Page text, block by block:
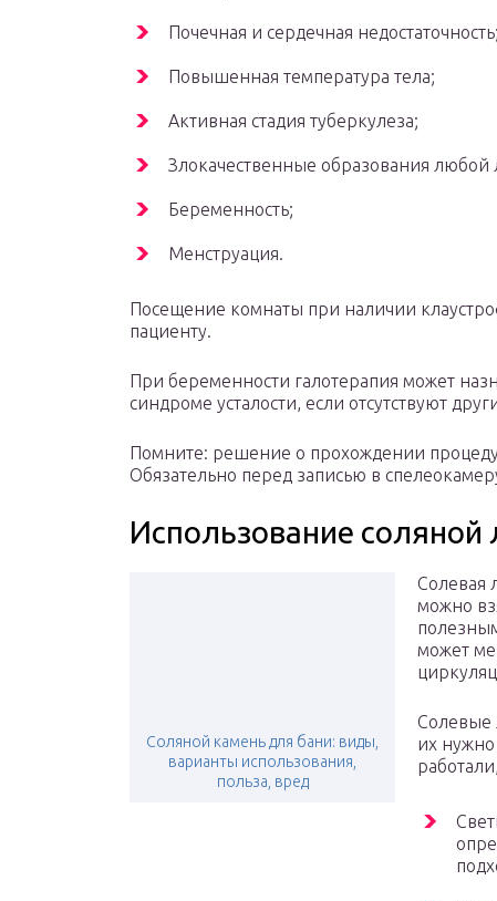
Почечная и сердечная недостаточность;
Повышенная температура тела;
Активная стадия туберкулеза;
Злокачественные образования любой
Беременность;
Менструация.
Посещение комнаты при наличии
пациенту.
При беременности галотерапия может
синдроме усталости, если отсутствуют
Помните: решение о прохождении
Обязательно перед записью в
Использование
Соляной камень для бани: виды,
варианты использования,
польза, вред
Солевая
можно
может
Солевые
их нужно